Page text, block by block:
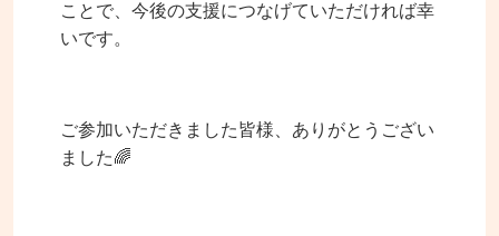
ことで、今後の支援につなげていただければ幸
いです。
ご参加いただきました皆様、ありがとうござい
ました🌈